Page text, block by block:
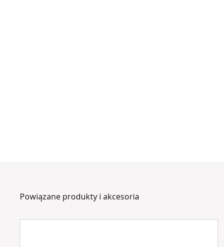
Powiązane produkty i akcesoria